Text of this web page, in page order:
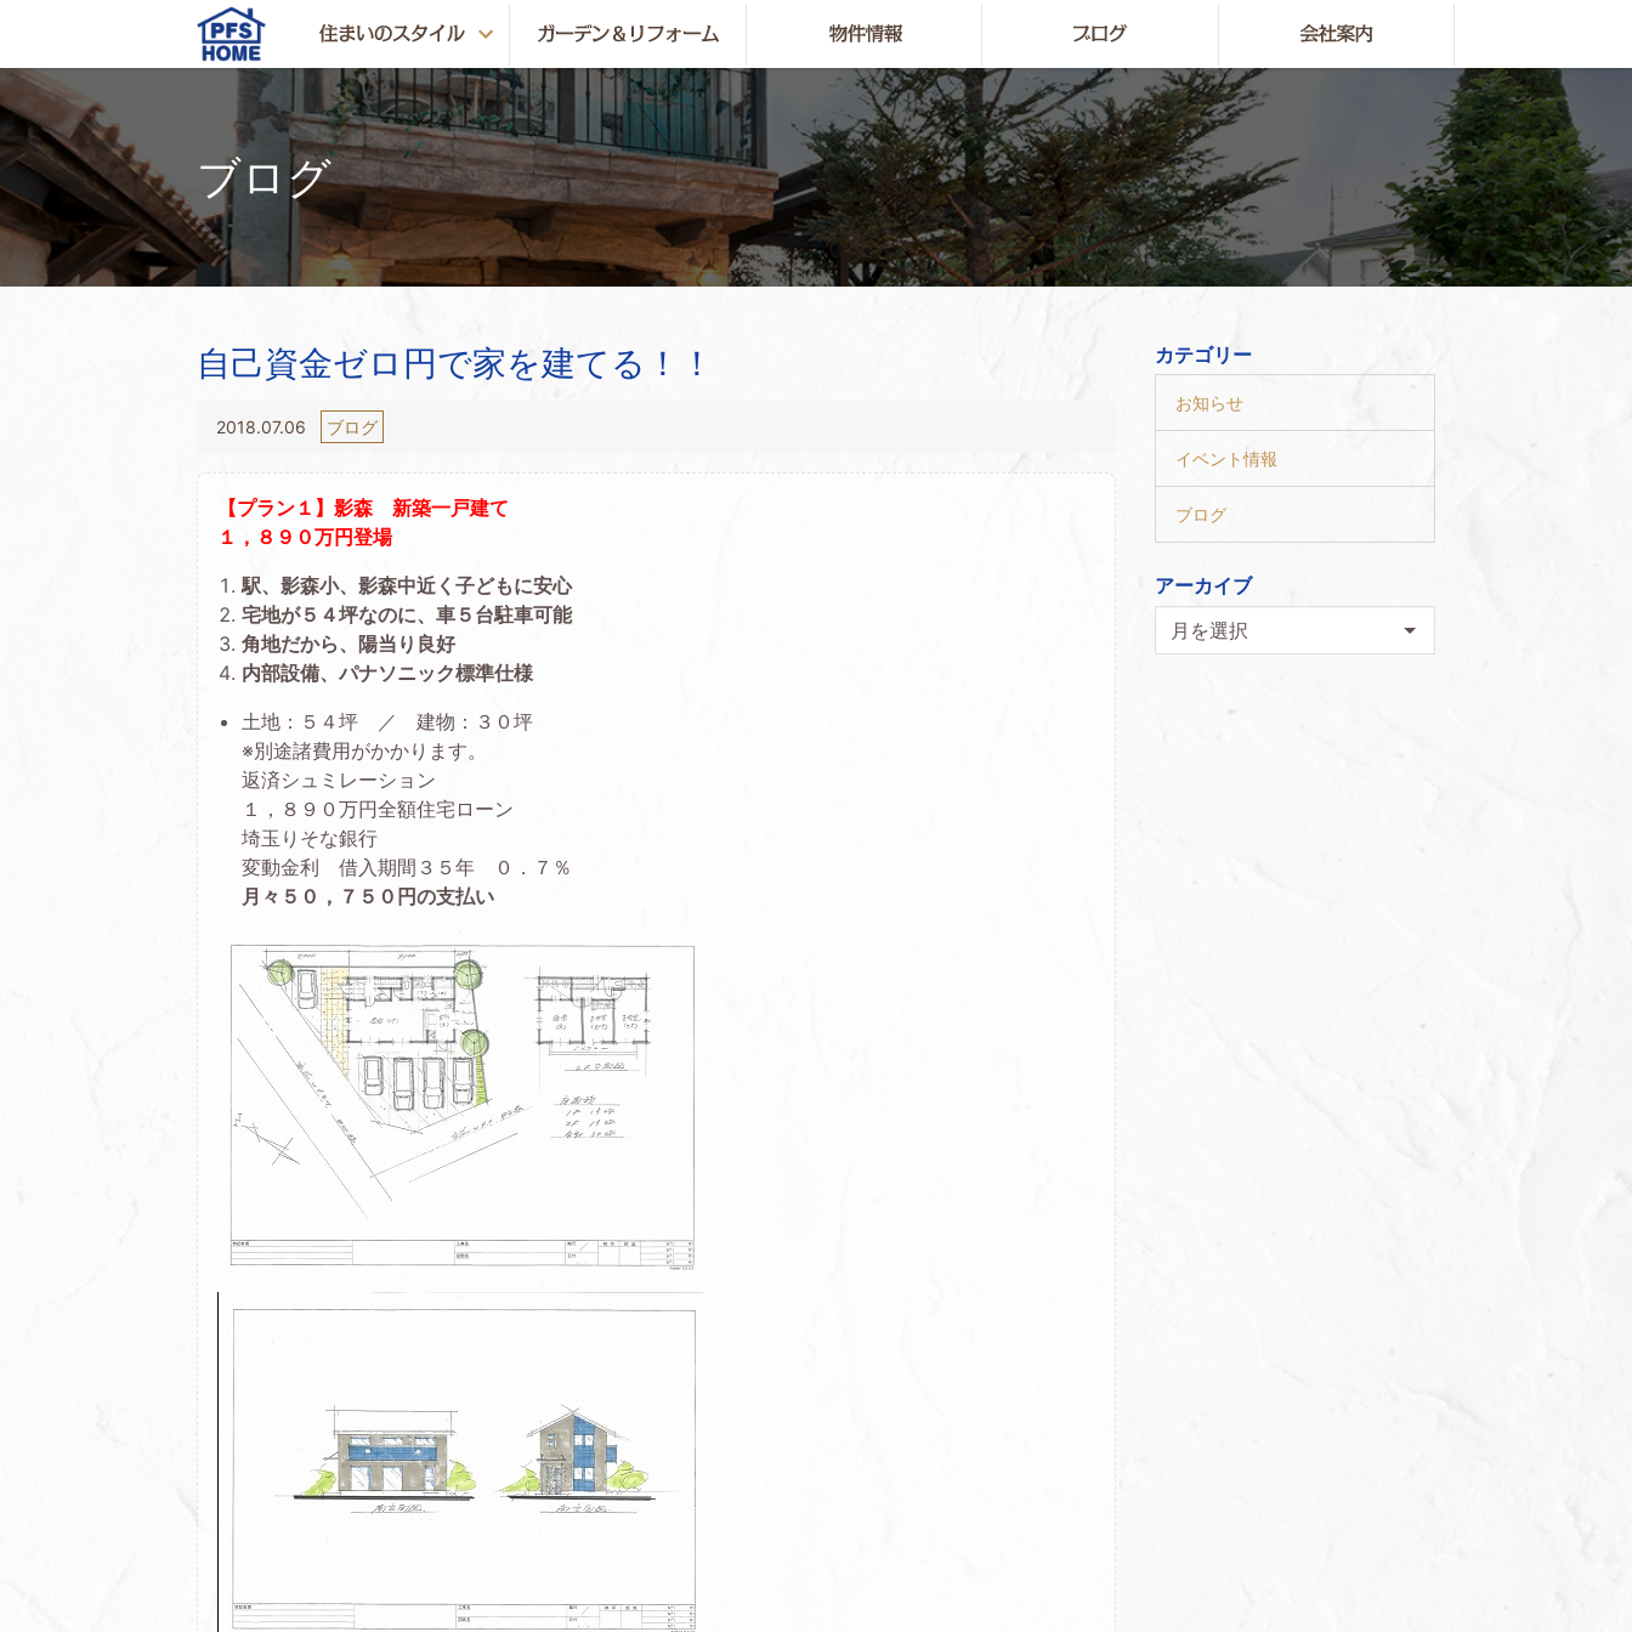
ブログ
自己資金ゼロ円で家を建てる！！
2018.07.06 ブログ
【プラン１】影森 新築一戸建て
１，８９０万円登場
駅、影森小、影森中近く子どもに安心
宅地が５４坪なのに、車５台駐車可能
角地だから、陽当り良好
内部設備、パナソニック標準仕様
土地：５４坪 ／ 建物：３０坪
※別途諸費用がかかります。
返済シュミレーション
１，８９０万円全額住宅ローン
埼玉りそな銀行
変動金利 借入期間３５年 ０．７％
月々５０，７５０円の支払い
カテゴリー
お知らせ
イベント情報
ブログ
アーカイブ